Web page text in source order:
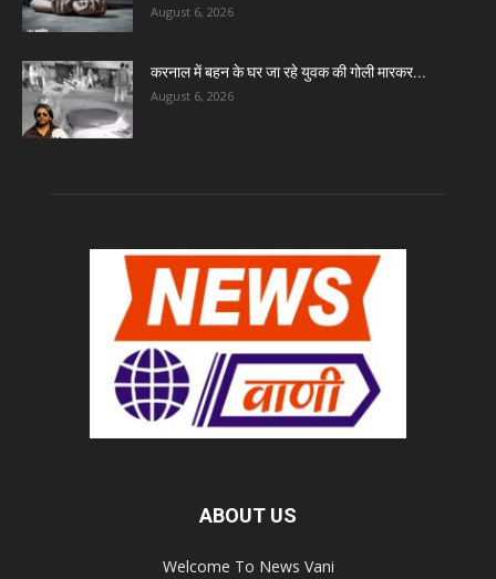
August 6, 2026
करनाल में बहन के घर जा रहे युवक की गोली मारकर...
August 6, 2026
ABOUT US
Welcome To News Vani